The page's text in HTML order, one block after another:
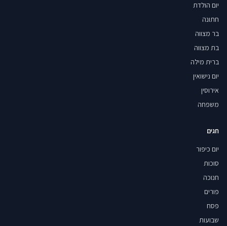
יום הולדת
חתונה
בר מצווה
בת מצווה
ברית מילה
יום נישואין
אירוסין
משפחה
חגים
יום כיפור
סוכות
חנוכה
פורים
פסח
שבועות